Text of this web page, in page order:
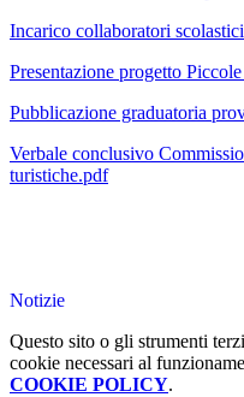
Incarico collaboratori
Presentazione progetto
Pubblicazione graduatoria
Verbale conclusivo
turistiche.pdf
Notizie
Questo sito o gli strumenti
cookie necessari al
COOKIE POLICY.